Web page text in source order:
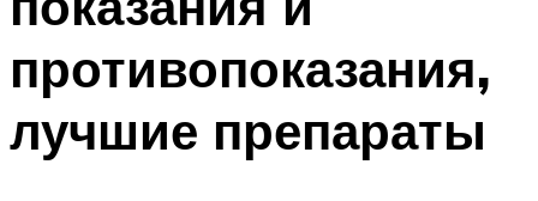
противопоказания,
лучшие препараты